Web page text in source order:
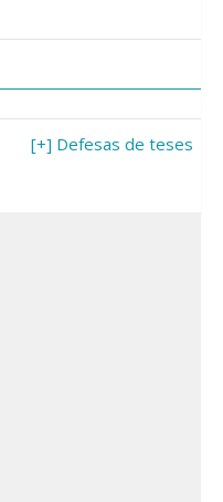
[+] Defesas de teses